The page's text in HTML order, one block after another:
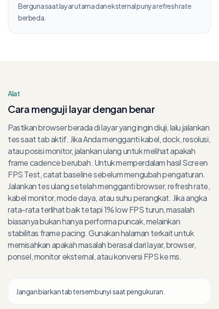
Berguna saat layar utama dan eksternal punya refresh rate
berbeda.
Alat
Cara menguji layar dengan benar
Pastikan browser berada di layar yang ingin diuji, lalu jalankan
tes saat tab aktif. Jika Anda mengganti kabel, dock, resolusi,
atau posisi monitor, jalankan ulang untuk melihat apakah
frame cadence berubah. Untuk memperdalam hasil Screen
FPS Test, catat baseline sebelum mengubah pengaturan.
Jalankan tes ulang setelah mengganti browser, refresh rate,
kabel monitor, mode daya, atau suhu perangkat. Jika angka
rata-rata terlihat baik tetapi 1% low FPS turun, masalah
biasanya bukan hanya performa puncak, melainkan
stabilitas frame pacing. Gunakan halaman terkait untuk
memisahkan apakah masalah berasal dari layar, browser,
ponsel, monitor eksternal, atau konversi FPS ke ms.
Jangan biarkan tab tersembunyi saat pengukuran.